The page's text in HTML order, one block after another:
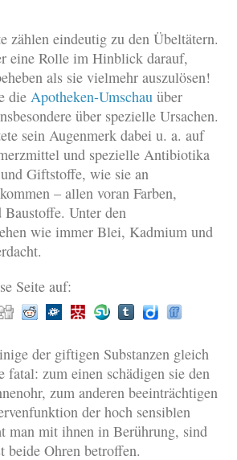
zählen eindeutig zu den Übeltätern.
eine Rolle im Hinblick darauf,
als sie vielmehr auszulösen!
die Apotheken-Umschau über
über spezielle Ursachen.
sein Augenmerk dabei u. a. auf
und spezielle Antibiotika
Giftstoffe, wie sie an
– allen voran Farben,
Unter den
wie immer Blei, Kadmium und
Seite auf:
der giftigen Substanzen gleich
fatal: zum einen schädigen sie den
zum anderen beeinträchtigen
der hoch sensiblen
man mit ihnen in Berührung, sind
beide Ohren betroffen.